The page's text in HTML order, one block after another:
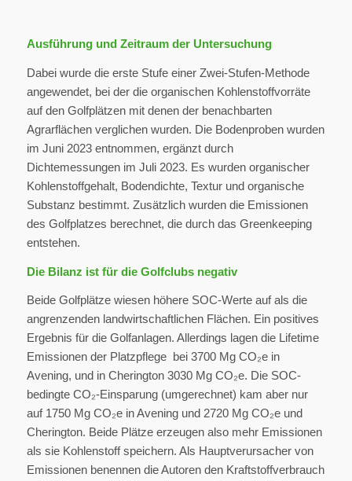
Ausführung und Zeitraum der Untersuchung
Dabei wurde die erste Stufe einer Zwei-Stufen-Methode
angewendet, bei der die organischen Kohlenstoffvorräte
auf den Golfplätzen mit denen der benachbarten
Agrarflächen verglichen wurden. Die Bodenproben wurden
im Juni 2023 entnommen, ergänzt durch
Dichtemessungen im Juli 2023. Es wurden organischer
Kohlenstoffgehalt, Bodendichte, Textur und organische
Substanz bestimmt. Zusätzlich wurden die Emissionen
des Golfplatzes berechnet, die durch das Greenkeeping
entstehen.
Die Bilanz ist für die Golfclubs negativ
Beide Golfplätze wiesen höhere SOC-Werte auf als die
angrenzenden landwirtschaftlichen Flächen. Ein positives
Ergebnis für die Golfanlagen. Allerdings lagen die Lifetime
Emissionen der Platzpflege bei 3700 Mg CO₂e in
Avening, und in Cherington 3030 Mg CO₂e. Die SOC-
bedingte CO₂-Einsparung (umgerechnet) kam aber nur
auf 1750 Mg CO₂e in Avening und 2720 Mg CO₂e und
Cherington. Beide Plätze erzeugen also mehr Emissionen
als sie Kohlenstoff speichern. Als Hauptverursacher von
Emissionen benennen die Autoren den Kraftstoffverbrauch